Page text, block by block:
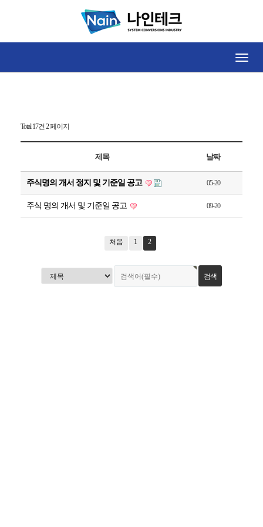
Toggle
공지사항
Total 17건 2 페이지
제목 날짜
주식명의 개서 정지 및 기준일 공고 05-20
주식 명의 개서 및 기준일 공고 09-20
처음 1 2